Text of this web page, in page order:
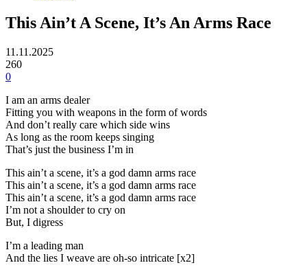
This Ain’t A Scene, It’s An Arms Race
11.11.2025
260
0
I am an arms dealer
Fitting you with weapons in the form of words
And don’t really care which side wins
As long as the room keeps singing
That’s just the business I’m in
This ain’t a scene, it’s a god damn arms race
This ain’t a scene, it’s a god damn arms race
This ain’t a scene, it’s a god damn arms race
I’m not a shoulder to cry on
But, I digress
I’m a leading man
And the lies I weave are oh-so intricate [x2]